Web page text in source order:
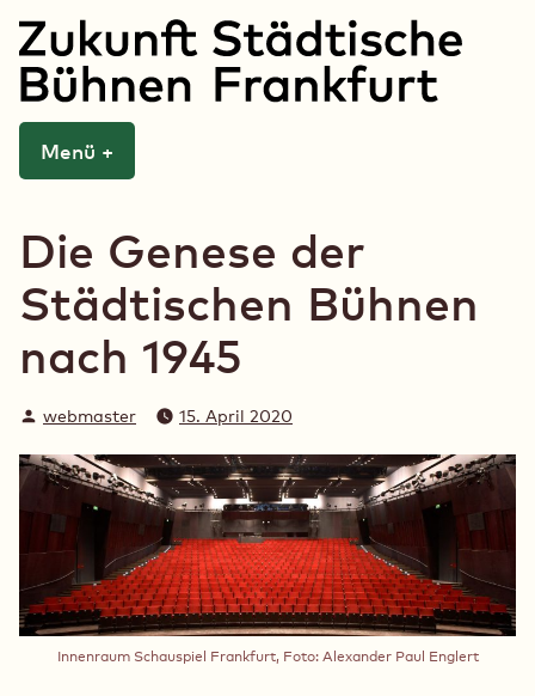
Zum
Inhalt
springen
Zukunft Städtische
Menü +
Die Genese der
Städtischen Bühnen
nach 1945
Verfasst
webmaster 15. April 2020
Innenraum Schauspiel Frankfurt, Foto: Alexander Paul Englert